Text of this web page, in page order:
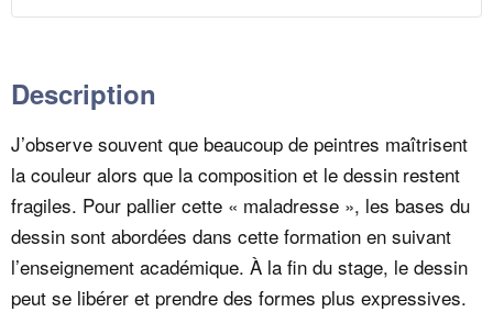
(5 (5
Description
J’observe souvent que beaucoup de peintres maîtrisent
la couleur alors que la composition et le dessin restent
fragiles. Pour pallier cette « maladresse », les bases du
dessin sont abordées dans cette formation en suivant
l’enseignement académique. À la fin du stage, le dessin
peut se libérer et prendre des formes plus expressives.